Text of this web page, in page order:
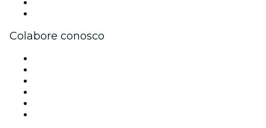
Colabore conosco